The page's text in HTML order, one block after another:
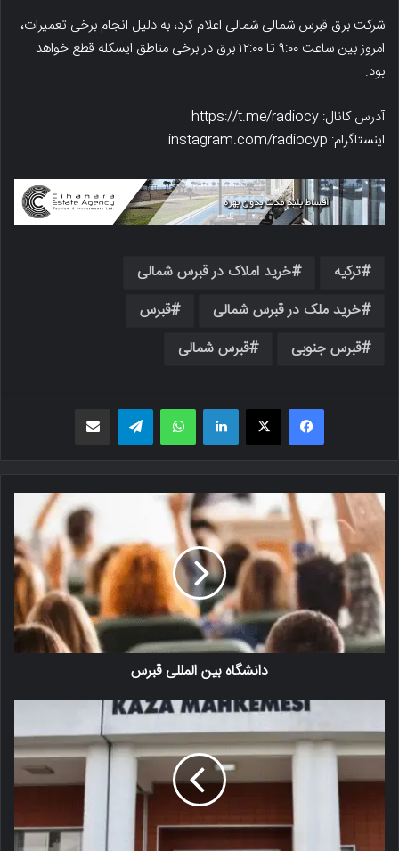
شرکت برق قبرس شمالی شمالی اعلام کرد، به دلیل انجام برخی تعمیرات،
امروز بین ساعت ۹:۰۰ تا ۱۲:۰۰ برق در برخی مناطق ایسکله قطع خواهد
بود.
آدرس کانال: https://t.me/radiocy
اینستاگرام: instagram.com/radiocyp
ترکیه
خرید املاک در قبرس شمالی
خرید ملک در قبرس شمالی
قبرس
قبرس جنوبی
قبرس شمالی
فیسبوک X لینکدین واتس اپ
دانشگاه بین المللی قبرس